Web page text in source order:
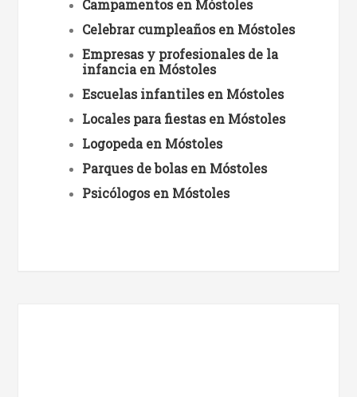
Campamentos en Móstoles
Celebrar cumpleaños en Móstoles
Empresas y profesionales de la
infancia en Móstoles
Escuelas infantiles en Móstoles
Locales para fiestas en Móstoles
Logopeda en Móstoles
Parques de bolas en Móstoles
Psicólogos en Móstoles